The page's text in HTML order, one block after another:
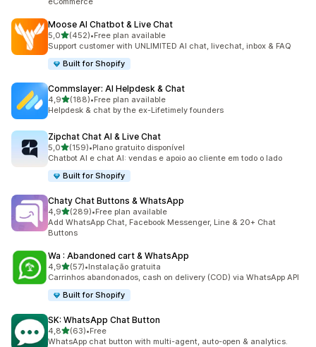
Moose AI Chatbot & Live Chat
5,0de 5 estrelas
(452)
452 total de avaliações
•Free plan available
Support customer with UNLIMITED AI chat, livechat, inbox & FAQ
Built for Shopify
Commslayer: AI Helpdesk & Chat
4,9de 5 estrelas
(188)
188 total de avaliações
•Free plan available
Helpdesk & chat by the ex-Lifetimely founders
Zipchat Chat AI & Live Chat
5,0de 5 estrelas
(159)
159 total de avaliações
•Plano gratuito disponível
Chatbot AI e chat AI: vendas e apoio ao cliente em todo o lado
Built for Shopify
Chaty Chat Buttons & WhatsApp
4,9de 5 estrelas
(289)
289 total de avaliações
•Free plan available
Add WhatsApp Chat, Facebook Messenger, Line & 20+ Chat
Buttons
Wa : Abandoned cart & WhatsApp
4,9de 5 estrelas
(57)
57 total de avaliações
•Instalação gratuita
Carrinhos abandonados, cash on delivery (COD) via WhatsApp API
Built for Shopify
SK: WhatsApp Chat Button
4,8de 5 estrelas
(63)
63 total de avaliações
•Free
WhatsApp chat button with multi-agent, auto-open & analytics.